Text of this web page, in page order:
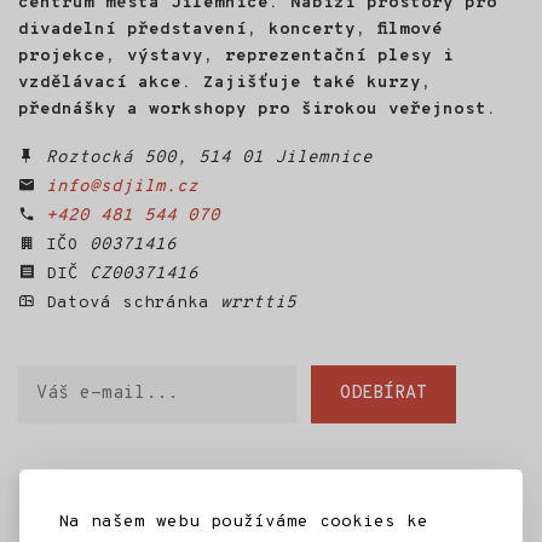
Na našem webu používáme cookies ke
Půl roku s nimi žil, učil je
poznávat svět a nakonec
s nimi létal na rogale nad
zkušenosti vznikl HUSOPAS -
o husách, o člověku
a o návratu k sobě.
divadelní představení, koncerty, filmové
projekce, výstavy, reprezentační plesy i
vzdělávací akce. Zajišťuje také kurzy,
přednášky a workshopy pro širokou veřejnost.
Roztocká 500, 514 01 Jilemnice
info@sdjilm.cz
+420 481 544 070
IČO
00371416
DIČ
CZ00371416
Datová schránka
wrrtti5
ODEBÍRAT
SD Jilm Kino 70
Městská knihovna